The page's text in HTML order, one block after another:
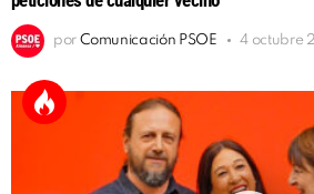
por Comunicación PSOE 4 octubre